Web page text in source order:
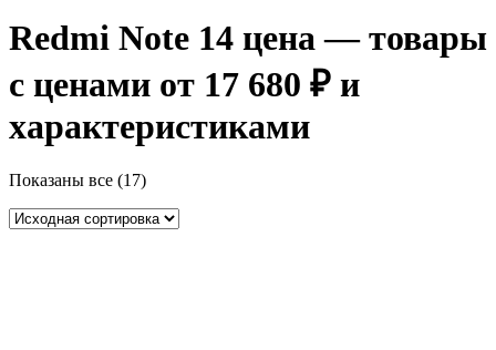
Redmi Note 14 цена — товары
с ценами от 17 680 ₽ и
характеристиками
Показаны все (17)